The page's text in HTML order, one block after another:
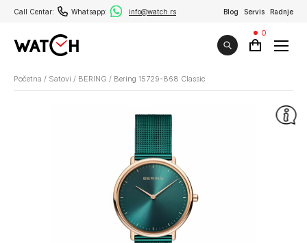
Call Centar: Whatsapp: info@watch.rs Blog Servis Radnje
0
Početna / Satovi / BERING / Bering 15729-868 Classic